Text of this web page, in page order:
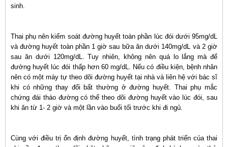
sinh.
Thai phụ nên kiểm soát đường huyết toàn phần lúc đói dưới 95mg/dL
và đường huyết toàn phần 1 giờ sau bữa ăn dưới 140mg/dL và 2 giờ
sau ăn dưới 120mg/dL. Tuy nhiên, không nên quá lo lắng mà để
đường huyết lúc đói thấp hơn 60 mg/dL. Nếu có điều kiện, bệnh nhân
nên có một máy tự theo dõi đường huyết tại nhà và liên hệ với bác sĩ
khi có những thay đổi bất thường ở đường huyết. Thai phụ mắc
chứng đái tháo đường có thể theo dõi đường huyết vào lúc đói, sau
khi ăn từ 1- 2 giờ và một lần vào buổi tối trước khi đi ngủ.
Cùng với điều trị ổn định đường huyết, tình trạng phát triển của thai